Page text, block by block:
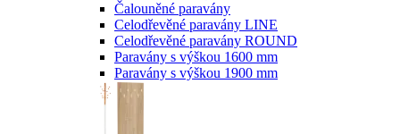
Čalouněné paravány
Celodřevěné paravány LINE
Celodřevěné paravány ROUND
Paravány s výškou 1600 mm
Paravány s výškou 1900 mm